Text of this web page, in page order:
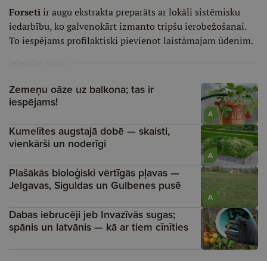
Forseti ir augu ekstrakta preparāts ar lokāli sistēmisku
iedarbību, ko galvenokārt izmanto tripšu ierobežošanai.
To iespējams profilaktiski pievienot laistāmajam ūdenim.
A
Zemeņu oāze uz balkona; tas ir
iespējams!
A
Kumelītes augstajā dobē — skaisti,
vienkārši un noderīgi
A
Plašākās bioloģiski vērtīgās pļavas —
Jelgavas, Siguldas un Gulbenes pusē
Dabas iebrucēji jeb Invazīvās sugas;
spānis un latvānis — kā ar tiem cīnīties